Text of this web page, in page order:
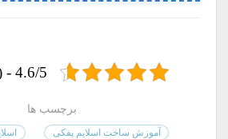
4.6/5 - (27 امتیاز)
برچسب ها
آموزش ساخت اسلایم پفکی